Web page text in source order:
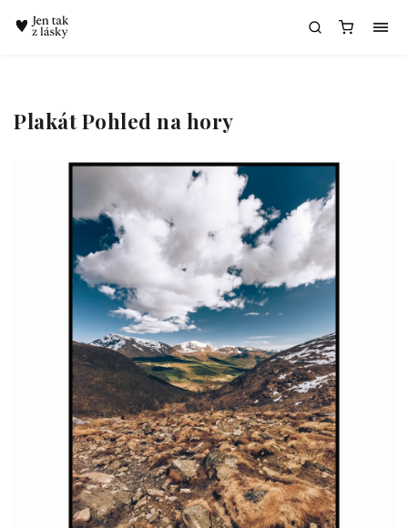
Plakát Pohled na hory